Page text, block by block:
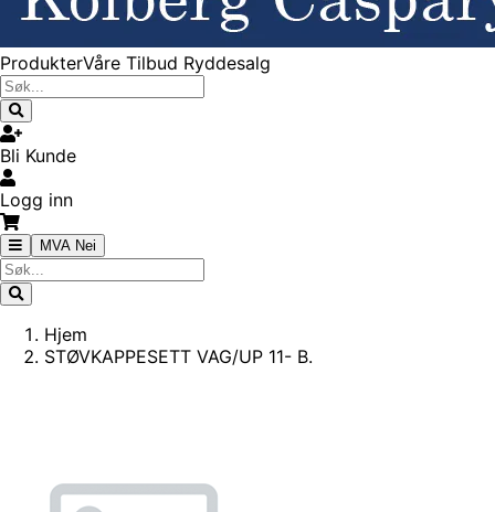
ProdukterVåre Tilbud Ryddesalg
Bli Kunde
Logg inn
MVA Nei
Hjem
STØVKAPPESETT VAG/UP 11- B.